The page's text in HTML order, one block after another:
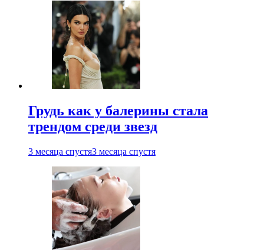
Грудь как у балерины стала
трендом среди звезд
3 месяца спустя3 месяца спустя